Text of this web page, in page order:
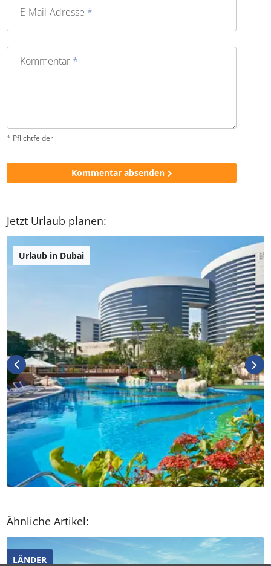
E-Mail-Adresse *
Kommentar *
* Pflichtfelder
Kommentar absenden
Jetzt Urlaub planen:
Urlaub in Dubai
Ähnliche Artikel:
LÄNDER